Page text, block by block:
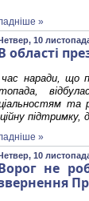
»
10
області
час наради, що
та
підтримку,
»
10
не